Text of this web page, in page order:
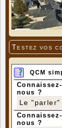
Testez vos
QCM
nous ?
Le "parler"
nous ?